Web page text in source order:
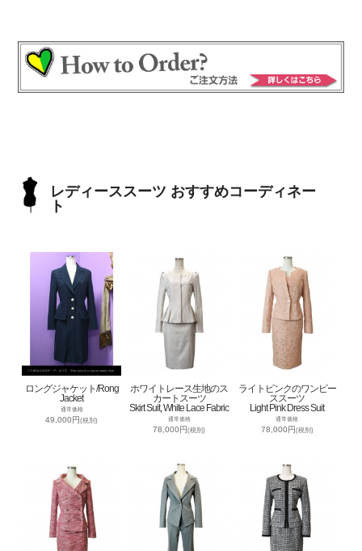
レディーススーツ おすすめコーディネー
ト
ロングジャケット/Rong
Jacket
通常価格
49,000円(税別)
ホワイトレース生地のス
カートスーツ
Skirt Suit, White Lace Fabric
通常価格
78,000円(税別)
ライトピンクのワンピー
ススーツ
Light Pink Dress Suit
通常価格
78,000円(税別)